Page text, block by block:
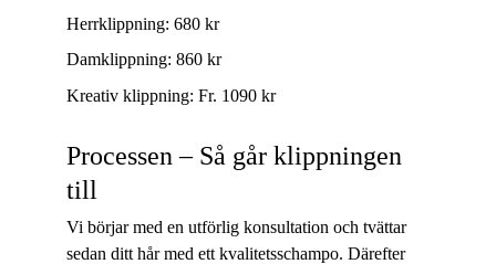
Herrklippning: 680 kr
Damklippning: 860 kr
Kreativ klippning: Fr. 1090 kr
Processen – Så går klippningen
till
Vi börjar med en utförlig konsultation och tvättar
sedan ditt hår med ett kvalitetsschampo. Därefter